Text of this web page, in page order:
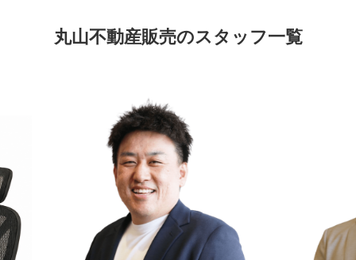
丸山不動産販売のスタッフ一覧